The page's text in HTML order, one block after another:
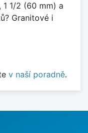
1/2 (60 mm) a
Granitové i
v naší poradně.